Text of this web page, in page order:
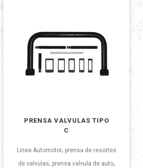
PRENSA VALVULAS TIPO
C
Linea Automotor, prensa de resortes
de valvulas, prensa valvula de auto,